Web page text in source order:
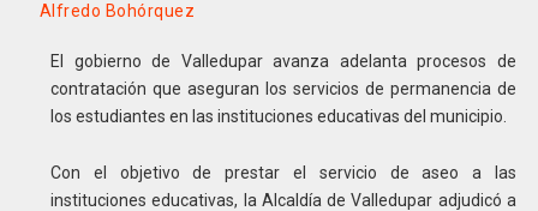
Alfredo Bohórquez
El gobierno de Valledupar avanza adelanta procesos de
contratación que aseguran los servicios de permanencia de
los estudiantes en las instituciones educativas del municipio.
Con el objetivo de prestar el servicio de aseo a las
instituciones educativas, la Alcaldía de Valledupar adjudicó a